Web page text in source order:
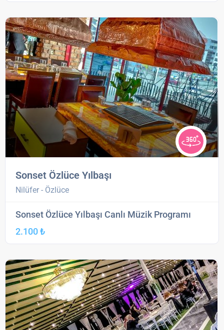
Sonset Özlüce Yılbaşı
Nilüfer - Özlüce
Sonset Özlüce Yılbaşı Canlı Müzik Programı
2.100 ₺